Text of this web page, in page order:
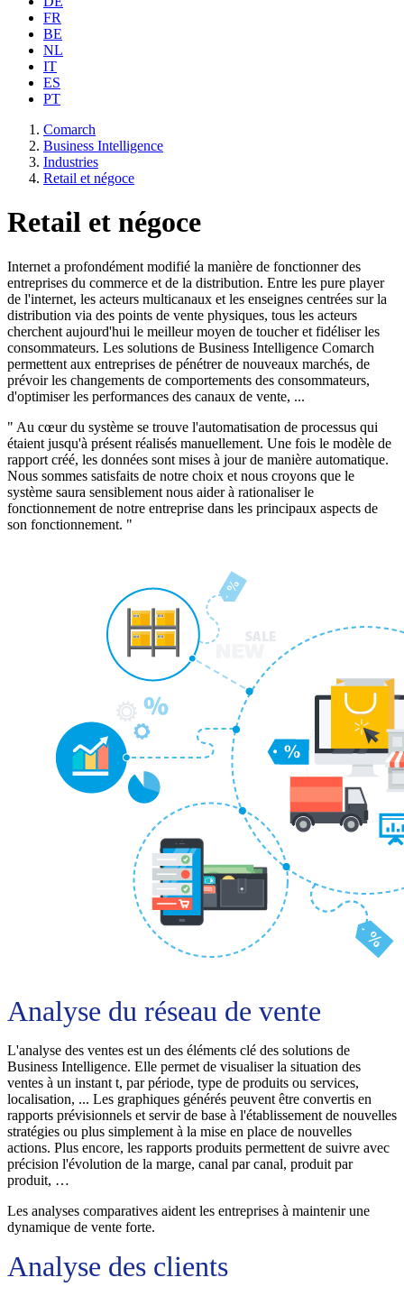
FR
BE
NL
IT
ES
PT
Comarch
Business Intelligence
Industries
Retail et négoce
Retail et négoce
Internet a profondément modifié la manière de fonctionner des
entreprises du commerce et de la distribution. Entre les pure player
de l'internet, les acteurs multicanaux et les enseignes centrées sur la
distribution via des points de vente physiques, tous les acteurs
cherchent aujourd'hui le meilleur moyen de toucher et fidéliser les
consommateurs. Les solutions de Business Intelligence Comarch
permettent aux entreprises de pénétrer de nouveaux marchés, de
prévoir les changements de comportements des consommateurs,
d'optimiser les performances des canaux de vente, ...
" Au cœur du système se trouve l'automatisation de processus qui
étaient jusqu'à présent réalisés manuellement. Une fois le modèle de
rapport créé, les données sont mises à jour de manière automatique.
Nous sommes satisfaits de notre choix et nous croyons que le
système saura sensiblement nous aider à rationaliser le
fonctionnement de notre entreprise dans les principaux aspects de
son fonctionnement. "
Analyse du réseau de vente
L'analyse des ventes est un des éléments clé des solutions de
Business Intelligence. Elle permet de visualiser la situation des
ventes à un instant t, par période, type de produits ou services,
localisation, ... Les graphiques générés peuvent être convertis en
rapports prévisionnels et servir de base à l'établissement de nouvelles
stratégies ou plus simplement à la mise en place de nouvelles
actions. Plus encore, les rapports produits permettent de suivre avec
précision l'évolution de la marge, canal par canal, produit par
produit, …
Les analyses comparatives aident les entreprises à maintenir une
dynamique de vente forte.
Analyse des clients